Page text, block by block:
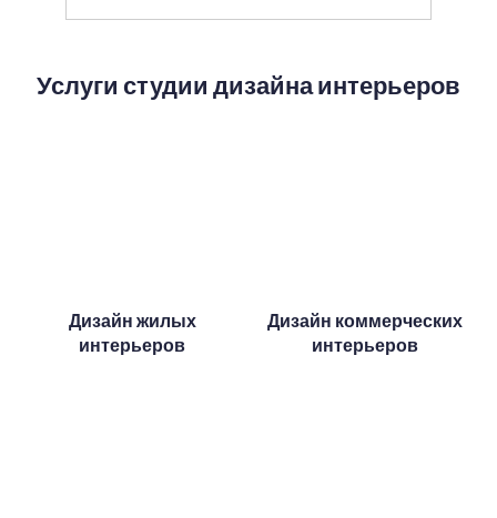
Услуги студии дизайна интерьеров
Дизайн жилых
интерьеров
Дизайн коммерческих
интерьеров